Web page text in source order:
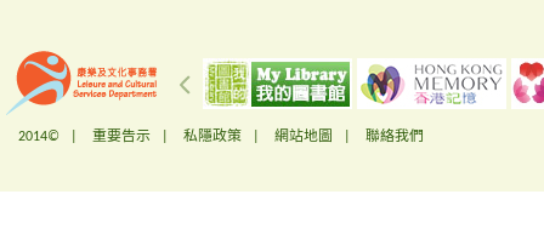
2014© | 重要告示 私隱政策 網站地圖 聯絡我們